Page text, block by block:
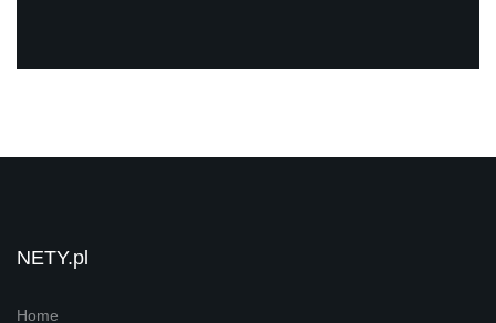
NETY.pl
Home